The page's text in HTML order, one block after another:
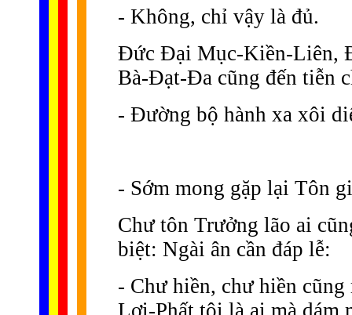
- Không, chỉ vậy là đủ.
Ðức Ðại Mục-Kiền-Liên,
Bà-Ðạt-Ða cũng đến tiễn
- Ðường bộ hành xa xôi
- Sớm mong gặp lại Tôn
Chư tôn Trưởng lão ai
biệt: Ngài ân cần đáp lễ:
- Chư hiền, chư hiền
Lợi-Phất tôi là ai mà dám